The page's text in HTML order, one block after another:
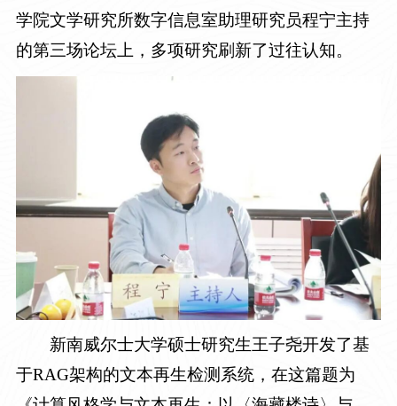
学院文学研究所数字信息室助理研究员程宁主持
的第三场论坛上，多项研究刷新了过往认知。
新南威尔士大学硕士研究生王子尧开发了基
于RAG架构的文本再生检测系统，在这篇题为